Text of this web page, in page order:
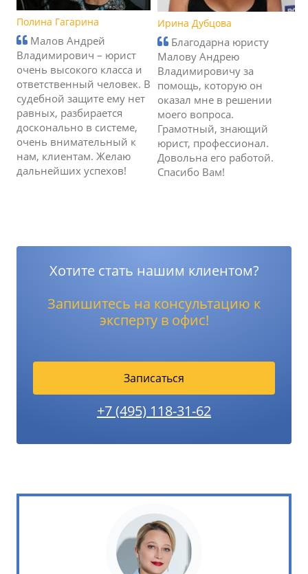
Полина Гагарина
Малов Андрей
Владимирович – юрист
очень высокого класса и
ответственный человек. В
судебной защите ему нет
равных, разбирается
досконально в системе,
очень внимательный к
нам, клиентам. Желаю
дальнейших успехов!
Ирина Дубцова
Благодарна юристу
Малову Андрею
Владимировичу за
помощь, которую он
оказал мне в решении
моего вопроса.
Грамотный, знающий
юрист, профессионал.
Довольна его работой.
Спасибо Вам!
Хотите стать нашим клиентом?
Запишитесь на консультацию к
эксперту в офис!
Записаться
+7 (495) 118-31-62